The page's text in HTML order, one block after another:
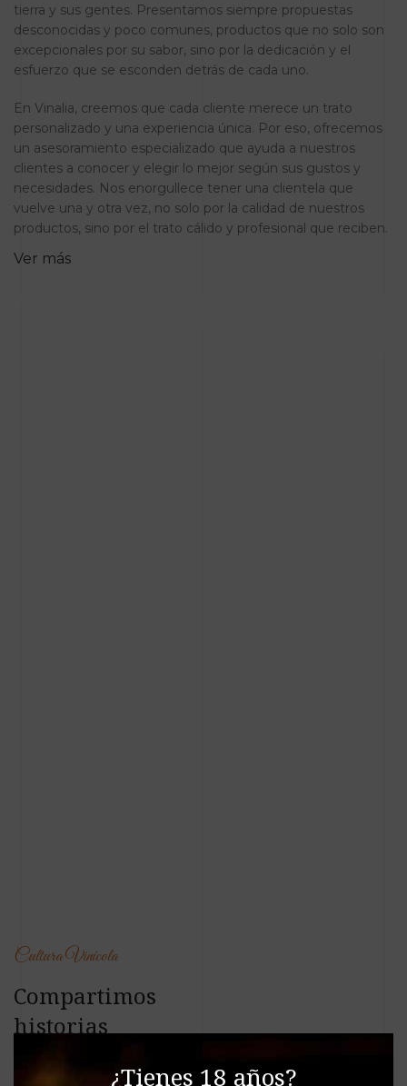
¿Tienes 18 años?
tierra y sus gentes. Presentamos siempre propuestas
desconocidas y poco comunes, productos que no solo son
excepcionales por su sabor, sino por la dedicación y el
esfuerzo que se esconden detrás de cada uno.
En Vinalia, creemos que cada cliente merece un trato
personalizado y una experiencia única. Por eso, ofrecemos
un asesoramiento especializado que ayuda a nuestros
clientes a conocer y elegir lo mejor según sus gustos y
necesidades. Nos enorgullece tener una clientela que
vuelve una y otra vez, no solo por la calidad de nuestros
productos, sino por el trato cálido y profesional que reciben.
Ver más
Cultura Vinícola
Compartimos
historias
lo que hacemos. Nos esforzamos en destacar la historia y el